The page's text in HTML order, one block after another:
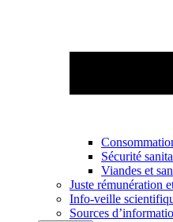
Sécurité
Viandes et
Juste rémunération
Info-veille
Sources